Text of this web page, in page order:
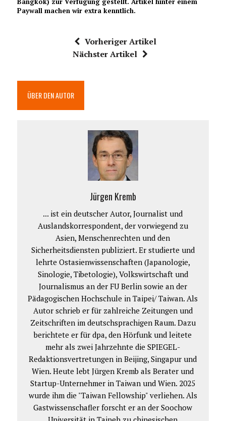
Paywall machen wir extra kenntlich.
Vorheriger Artikel
Nächster Artikel
ÜBER DEN AUTOR
Jürgen Kremb
... ist ein deutscher Autor, Journalist und
Auslandskorrespondent, der vorwiegend zu
Asien, Menschenrechten und den
Sicherheitsdiensten publiziert. Er studierte und
lehrte Ostasienwissenschaften (Japanologie,
Sinologie, Tibetologie), Volkswirtschaft und
Journalismus an der FU Berlin sowie an der
Pädagogischen Hochschule in Taipei/ Taiwan. Als
Autor schrieb er für zahlreiche Zeitungen und
Zeitschriften im deutschsprachigen Raum. Dazu
berichtete er für dpa, den Hörfunk und leitete
mehr als zwei Jahrzehnte die SPIEGEL-
Redaktionsvertretungen in Beijing, Singapur und
Wien. Heute lebt Jürgen Kremb als Berater und
Startup-Unternehmer in Taiwan und Wien. 2025
wurde ihm die "Taiwan Fellowship" verliehen. Als
Gastwissenschafler forscht er an der Soochow